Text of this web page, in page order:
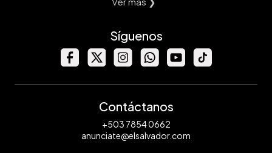
Síguenos
Contáctanos
+503 7854 0662
anunciate@elsalvador.com